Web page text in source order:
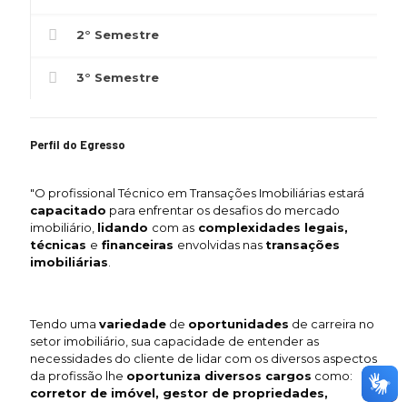
2° Semestre
3° Semestre
Perfil do Egresso
"O profissional Técnico em Transações Imobiliárias estará
capacitado para enfrentar os desafios do mercado
imobiliário, lidando com as complexidades legais,
técnicas e financeiras envolvidas nas transações
imobiliárias
Tendo uma variedade de oportunidades de carreira no
setor imobiliário, sua capacidade de entender as
necessidades do cliente de lidar com os diversos aspectos
da profissão lhe oportuniza diversos cargos como:
corretor de imóvel, gestor de propriedades,